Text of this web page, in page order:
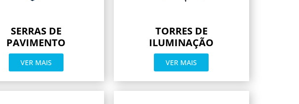
SERRAS DE
PAVIMENTO
VER MAIS
TORRES DE
ILUMINAÇÃO
VER MAIS